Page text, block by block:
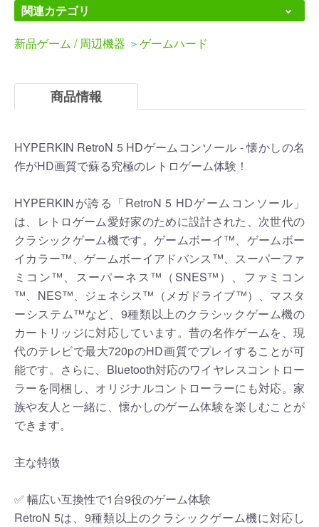
関連カテゴリ
新品ゲーム / 周辺機器 ＞ゲームハード
商品情報
HYPERKIN RetroN 5 HDゲームコンソール - 懐かしの名
作がHD画質で蘇る究極のレトロゲーム体験！
HYPERKINが誇る「RetroN 5 HDゲームコンソール」
は、レトロゲーム愛好家のために設計された、次世代の
クラシックゲーム機です。ゲームボーイ™、ゲームボー
イカラー™、ゲームボーイアドバンス™、スーパーファ
ミコン™、スーパーネス™（SNES™）、ファミコン
™、NES™、ジェネシス™（メガドライブ™）、マスタ
ーシステム™など、9種類以上のクラシックゲーム機の
カートリッジに対応しています。昔の名作ゲームを、現
代のテレビで最大720pのHD画質でプレイすることが可
能です。さらに、Bluetooth対応のワイヤレスコントロー
ラーを同梱し、オリジナルコントローラーにも対応。家
族や友人と一緒に、懐かしのゲーム体験を楽しむことが
できます。
主な特徴
✅ 幅広い互換性で1台9役のゲーム体験
RetroN 5は、9種類以上のクラシックゲーム機に対応し